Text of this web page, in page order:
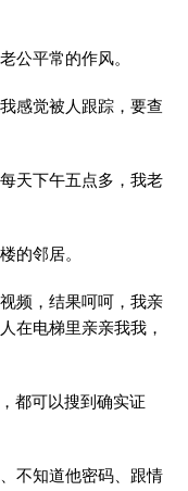
公平常的作风。
感觉被人跟踪，要查
天下午五点多，我老
的邻居。
频，结果呵呵，我亲
在电梯里亲亲我我，
都可以搜到确实证
不知道他密码、跟情